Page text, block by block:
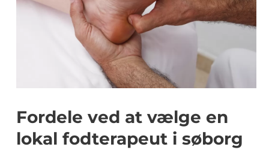
Fordele ved at vælge en
lokal fodterapeut i søborg